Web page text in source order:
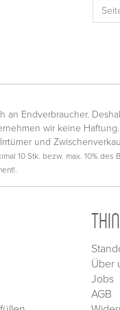
an Endverbraucher.
wir keine
und
10 Stk. bezw. max. 10%
Über
Jobs
AGB